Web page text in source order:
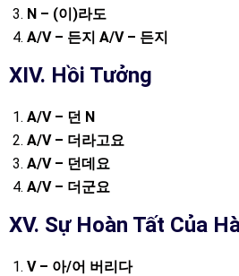
N – (이)라도
A/V – 든지 A/V – 든지
XIV. Hồi Tưởng
A/V – 던 N
A/V – 더라고요
A/V – 던데요
A/V – 더군요
XV. Sự Hoàn Tất Của
V – 아/어 버리다